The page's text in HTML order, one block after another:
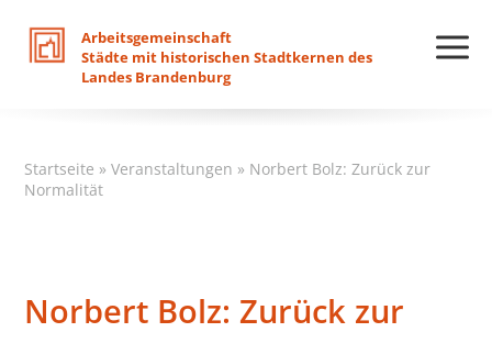
Arbeitsgemeinschaft
Städte mit historischen Stadtkernen des
Landes Brandenburg
Startseite »Veranstaltungen » Norbert Bolz: Zurück zur
Normalität
Norbert Bolz: Zurück zur